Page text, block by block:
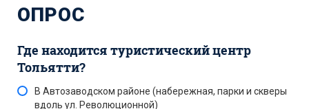
ОПРОС
Где находится туристический центр
Тольятти?
В Автозаводском районе (набережная, парки и скверы
вдоль ул. Революционной)